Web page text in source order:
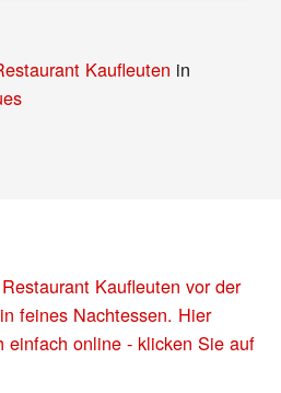
Kaufleuten in
Kaufleuten vor der
feines Nachtessen. Hier
einfach online - klicken Sie auf